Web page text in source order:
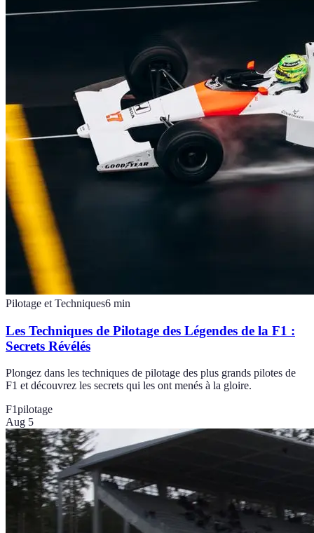
Pilotage et Techniques6 min
Les Techniques de Pilotage des Légendes de la F1 :
Secrets Révélés
Plongez dans les techniques de pilotage des plus grands pilotes de
F1 et découvrez les secrets qui les ont menés à la gloire.
F1pilotage
Aug 5